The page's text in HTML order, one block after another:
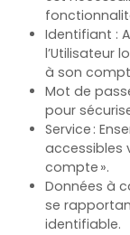
Identifiant :
l’Utilisateur
à son
Mot de
pour
Service :
accessibles
compte ».
Données à
se
identifiable.